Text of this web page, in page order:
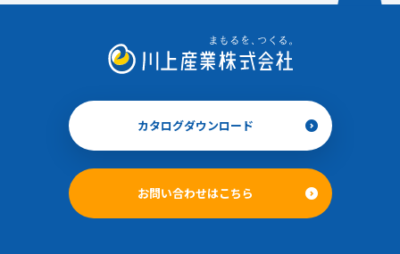
カタログダウンロード
お問い合わせはこちら